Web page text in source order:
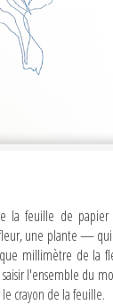
la feuille de
une plante — qui
millimètre de la
l'ensemble du
crayon de la feuille.